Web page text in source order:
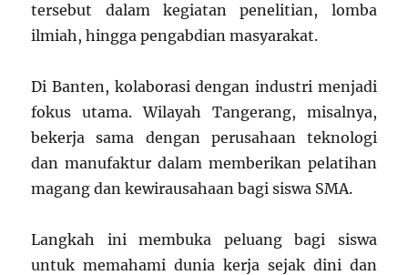
tersebut dalam kegiatan penelitian, lomba
ilmiah, hingga pengabdian masyarakat.
Di Banten, kolaborasi dengan industri menjadi
fokus utama. Wilayah Tangerang, misalnya,
bekerja sama dengan perusahaan teknologi
dan manufaktur dalam memberikan pelatihan
magang dan kewirausahaan bagi siswa SMA.
Langkah ini membuka peluang bagi siswa
untuk memahami dunia kerja sejak dini dan